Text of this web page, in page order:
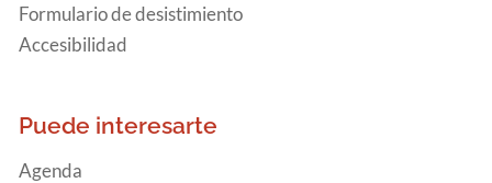
Formulario de desistimiento
Accesibilidad
Puede interesarte
Agenda